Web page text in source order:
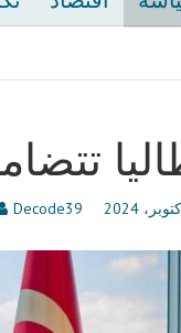
Decode39